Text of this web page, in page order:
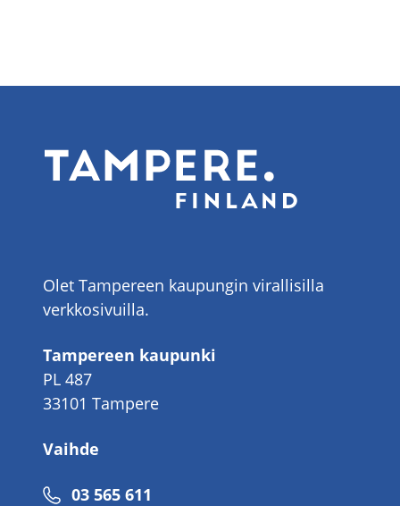
Olet Tampereen kaupungin virallisilla
verkkosivuilla.
Tampereen kaupunki
PL 487
33101 Tampere
Vaihde
Puhelinnumero
03 565 611